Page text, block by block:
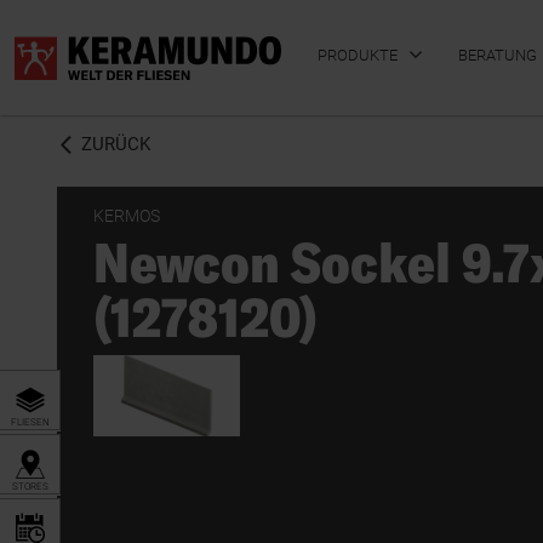
PRODUKTE
BADFLIESEN KÜCHENFLIESEN
BERATUNG
ZURÜCK
KERMOS
Newcon Sockel
(1278120)
FLIESEN
STORES